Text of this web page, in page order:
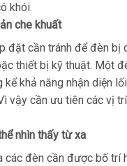
khói.
che khuất
đặt cần tránh để đèn bị
thiết bị kỹ thuật. Một
kể khả năng nhận diện
vậy cần ưu tiên các vị
nhìn thấy từ xa
các đèn cần được bố trí